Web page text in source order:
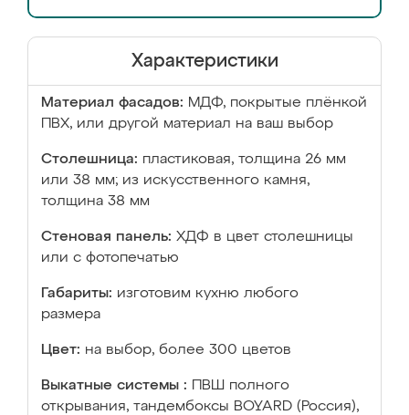
Характеристики
Материал фасадов: МДФ, покрытые плёнкой
ПВХ, или другой материал на ваш выбор
Столешница: пластиковая, толщина 26 мм
или 38 мм; из искусственного камня,
толщина 38 мм
Стеновая панель: ХДФ в цвет столешницы
или с фотопечатью
Габариты: изготовим кухню любого
размера
Цвет: на выбор, более 300 цветов
Выкатные системы :
ПВШ полного
открывания, тандембоксы BOYARD (Россия),